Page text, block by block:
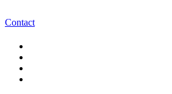
Contact